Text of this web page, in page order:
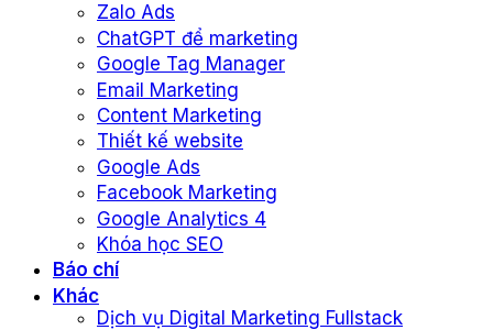
Zalo Ads
ChatGPT để marketing
Google Tag Manager
Email Marketing
Content Marketing
Thiết kế website
Google Ads
Facebook Marketing
Google Analytics 4
Khóa học SEO
Báo chí
Khác
Dịch vụ Digital Marketing Fullstack